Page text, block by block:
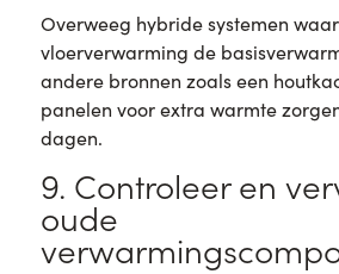
Overweeg hybride systemen
vloerverwarming de
andere bronnen zoals een
panelen voor extra warmte
dagen.
9. Controleer en
oude